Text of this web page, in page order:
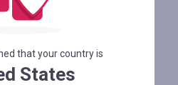
для телефону
that your country is
States